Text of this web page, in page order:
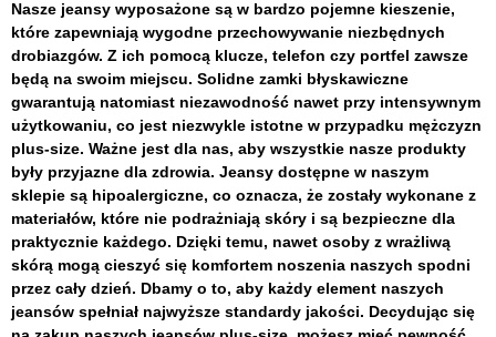
Nasze jeansy wyposażone są w bardzo pojemne kieszenie,
które zapewniają wygodne przechowywanie niezbędnych
drobiazgów. Z ich pomocą klucze, telefon czy portfel zawsze
będą na swoim miejscu. Solidne zamki błyskawiczne
gwarantują natomiast niezawodność nawet przy intensywnym
użytkowaniu, co jest niezwykle istotne w przypadku mężczyzn
plus-size. Ważne jest dla nas, aby wszystkie nasze produkty
były przyjazne dla zdrowia. Jeansy dostępne w naszym
sklepie są hipoalergiczne, co oznacza, że zostały wykonane z
materiałów, które nie podrażniają skóry i są bezpieczne dla
praktycznie każdego. Dzięki temu, nawet osoby z wrażliwą
skórą mogą cieszyć się komfortem noszenia naszych spodni
przez cały dzień. Dbamy o to, aby każdy element naszych
jeansów spełniał najwyższe standardy jakości. Decydując się